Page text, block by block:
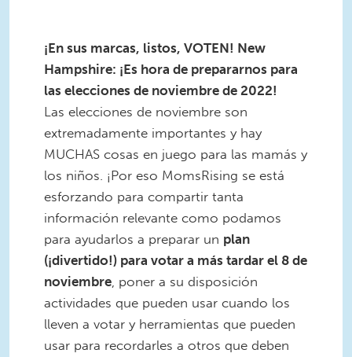
¡En sus marcas, listos, VOTEN! New
Hampshire: ¡Es hora de prepararnos para
las elecciones de noviembre de 2022!
Las elecciones de noviembre son
extremadamente importantes y hay
MUCHAS cosas en juego para las mamás y
los niños. ¡Por eso MomsRising se está
esforzando para compartir tanta
información relevante como podamos
para ayudarlos a preparar un plan
(¡divertido!) para votar a más tardar el 8 de
noviembre , poner a su disposición
actividades que pueden usar cuando los
lleven a votar y herramientas que pueden
usar para recordarles a otros que deben